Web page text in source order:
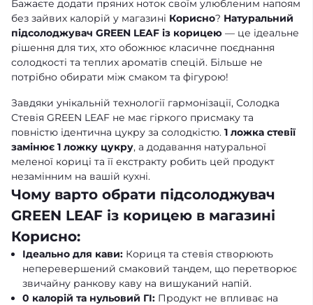
Бажаєте додати пряних ноток своїм улюбленим напоям
без зайвих калорій у магазині Корисно? Натуральний
підсолоджувач GREEN LEAF із корицею — це ідеальне
рішення для тих, хто обожнює класичне поєднання
солодкості та теплих ароматів спецій. Більше не
потрібно обирати між смаком та фігурою!
Завдяки унікальній технології гармонізації, Солодка
Стевія GREEN LEAF не має гіркого присмаку та
повністю ідентична цукру за солодкістю. 1 ложка стевії
замінює 1 ложку цукру, а додавання натуральної
меленої кориці та її екстракту робить цей продукт
незамінним на вашій кухні.
Чому варто обрати підсолоджувач
GREEN LEAF із корицею в магазині
Корисно:
Ідеально для кави: Кориця та стевія створюють
неперевершений смаковий тандем, що перетворює
звичайну ранкову каву на вишуканий напій.
0 калорій та нульовий ГІ: Продукт не впливає на